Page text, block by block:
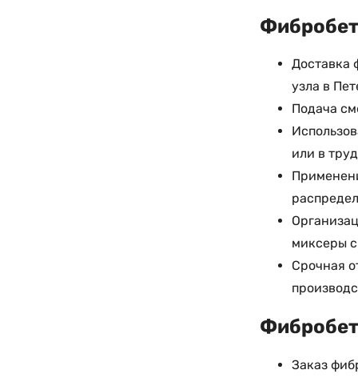
Доставка
узла в
Подача
или в
миксеры
Срочная
Заказ